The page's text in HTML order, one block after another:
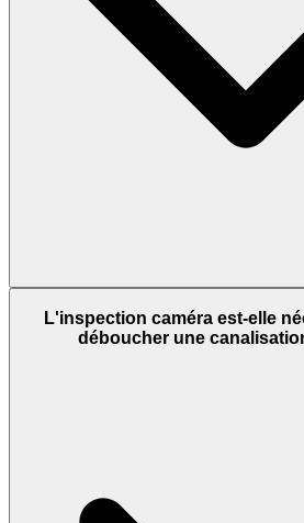
L'inspection caméra est-elle
déboucher une